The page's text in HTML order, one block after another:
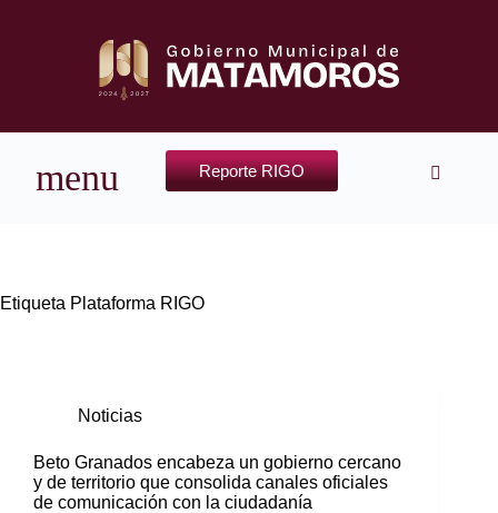
Reporte RIGO
Etiqueta Plataforma RIGO
Noticias
Beto Granados encabeza un gobierno cercano
y de territorio que consolida canales oficiales
de comunicación con la ciudadanía